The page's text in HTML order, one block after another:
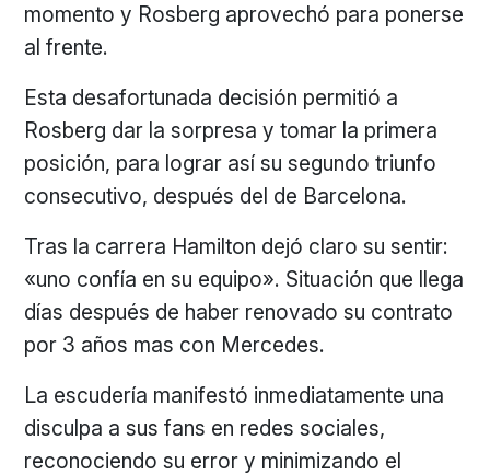
momento y Rosberg aprovechó para ponerse
al frente.
Esta desafortunada decisión permitió a
Rosberg dar la sorpresa y tomar la primera
posición, para lograr así su segundo triunfo
consecutivo, después del de Barcelona.
Tras la carrera Hamilton dejó claro su sentir:
«uno confía en su equipo». Situación que llega
días después de haber renovado su contrato
por 3 años mas con Mercedes.
La escudería manifestó inmediatamente una
disculpa a sus fans en redes sociales,
reconociendo su error y minimizando el